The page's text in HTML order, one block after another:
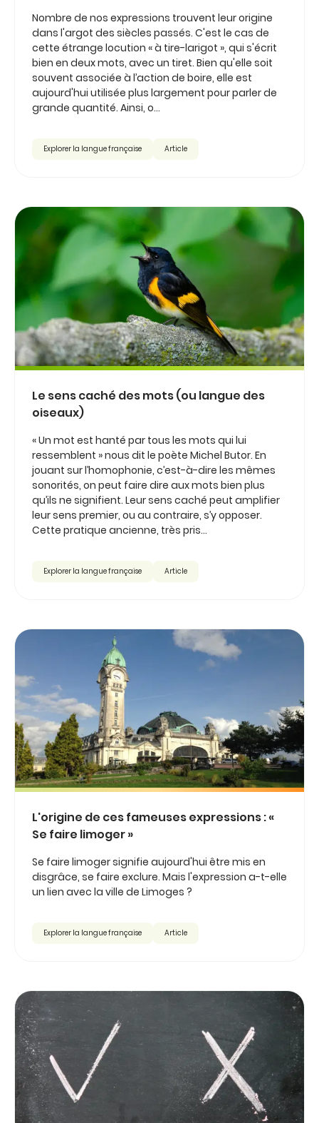
Nombre de nos expressions trouvent leur origine
dans l'argot des siècles passés. C'est le cas de
cette étrange locution « à tire-larigot », qui s'écrit
bien en deux mots, avec un tiret. Bien qu'elle soit
souvent associée à l’action de boire, elle est
aujourd'hui utilisée plus largement pour parler de
grande quantité. Ainsi, o...
Explorer la langue française Article
Le sens caché des mots (ou langue des
oiseaux)
« Un mot est hanté par tous les mots qui lui
ressemblent » nous dit le poète Michel Butor. En
jouant sur l’homophonie, c’est-à-dire les mêmes
sonorités, on peut faire dire aux mots bien plus
qu’ils ne signifient. Leur sens caché peut amplifier
leur sens premier, ou au contraire, s’y opposer.
Cette pratique ancienne, très pris...
Explorer la langue française Article
L'origine de ces fameuses expressions : «
Se faire limoger »
Se faire limoger signifie aujourd'hui être mis en
disgrâce, se faire exclure. Mais l'expression a-t-elle
un lien avec la ville de Limoges ?
Explorer la langue française Article